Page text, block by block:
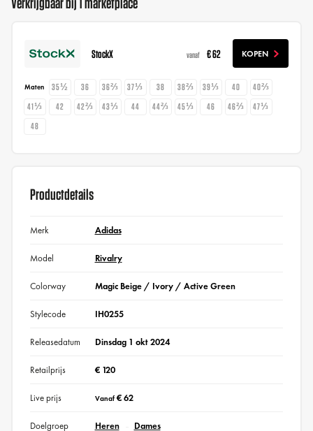
StockX vanaf € 62 KOPEN
Maten 35½ 36 36⅔ 37⅓ 38 38⅔ 39⅓ 40
40⅔
41⅓
42 42⅔ 43⅓ 44 44⅔ 45⅓ 46 46⅔
47⅓
48
Productdetails
Merk Adidas
Model Rivalry
Colorway Magic Beige / Ivory / Active Green
Stylecode IH0255
Releasedatum Dinsdag 1 okt 2024
Retailprijs € 120
Live prijs Vanaf€ 62
Doelgroep Heren Dames